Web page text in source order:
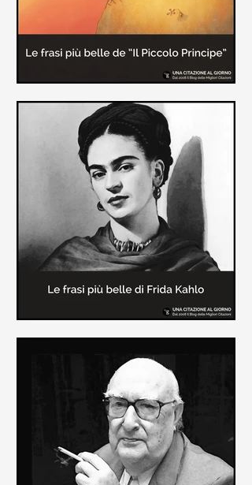
Le frasi più belle de "Il piccolo
principe" di Antoine de Saint-
Exupèry
Raccolta delle frasi più belle del
Piccolo Principe che trasmettono il
messaggio più significativo: le cose
più importanti della vita (...)
In questa pagina sono raccolte le
frasi più belle di Frida Kahlo
sull'amore e sulla vita.